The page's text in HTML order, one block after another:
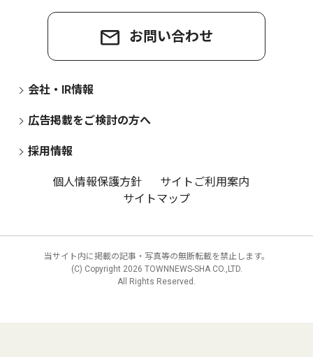
お問い合わせ
会社・IR情報
広告掲載をご検討の方へ
採用情報
個人情報保護方針
サイトご利用案内
サイトマップ
当サイト内に掲載の記事・写真等の無断転載を禁止します。
(C) Copyright 2026 TOWNNEWS-SHA CO.,LTD.
All Rights Reserved.